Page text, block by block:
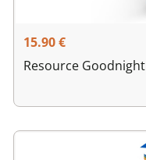
15.90€
Resource Goodnight